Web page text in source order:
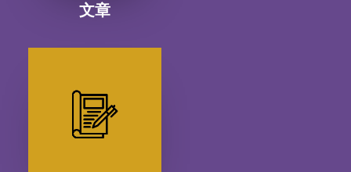
文章